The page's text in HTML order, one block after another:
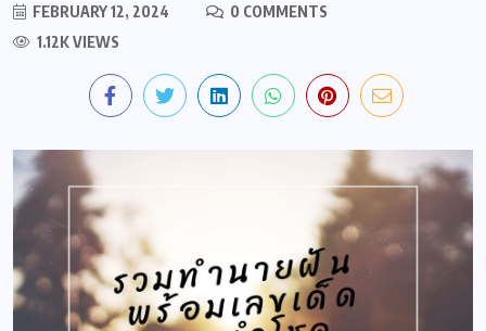
FEBRUARY 12, 2024
0 COMMENTS
1.12K VIEWS